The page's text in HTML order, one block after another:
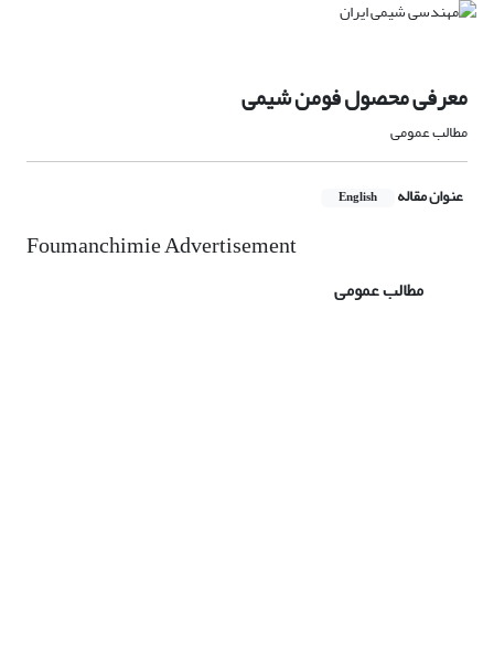
معرفی محصول فومن شیمی
مطالب عمومی
عنوان مقاله English
Foumanchimie Advertisement
مطالب عمومی